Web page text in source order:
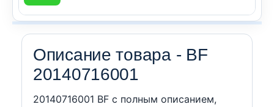
Описание товара - BF
20140716001
20140716001 BF c полным описанием,